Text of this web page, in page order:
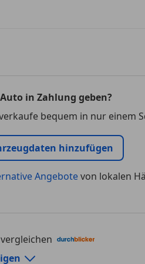
in Zahlung geben?
bequem in nur einem
hinzufügen
Angebotevon lokalen
von durchblicker.at